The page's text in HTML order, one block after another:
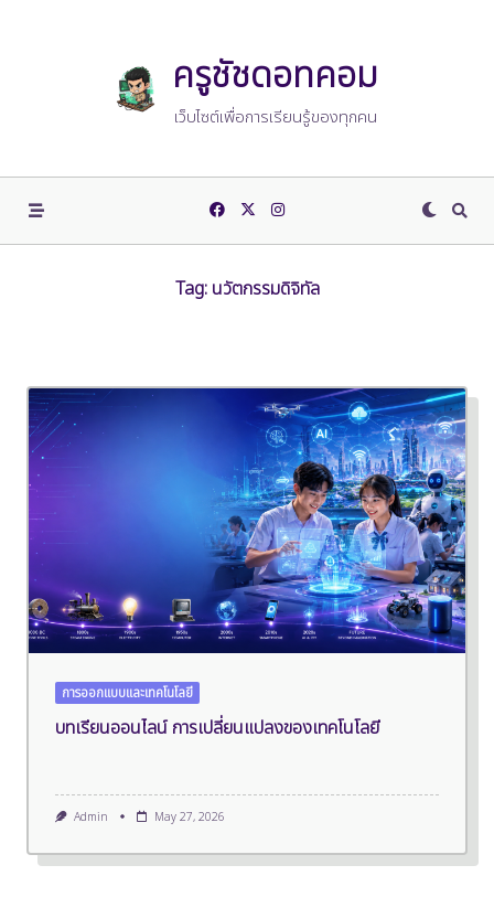
ครูชัชดอทคอม
เว็บไซต์เพื่อการเรียนรู้ของทุกคน
Tag: นวัตกรรมดิจิทัล
การออกแบบและเทคโนโลยี
บทเรียนออนไลน์ การเปลี่ยนแปลงของเทคโนโลยี
Admin May 27, 2026